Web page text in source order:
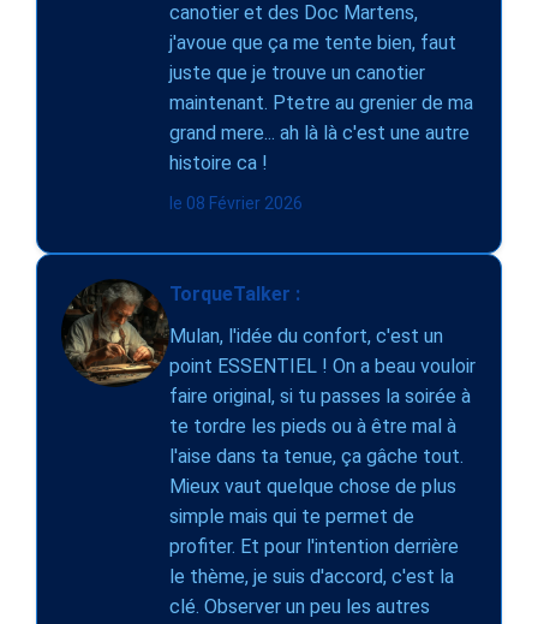
canotier et des Doc Martens,
j'avoue que ça me tente bien, faut
juste que je trouve un canotier
maintenant. Ptetre au grenier de ma
grand mere... ah là là c'est une autre
histoire ca !
le 08 Février 2026
TorqueTalker :
Mulan, l'idée du confort, c'est un
point ESSENTIEL ! On a beau vouloir
faire original, si tu passes la soirée à
te tordre les pieds ou à être mal à
l'aise dans ta tenue, ça gâche tout.
Mieux vaut quelque chose de plus
simple mais qui te permet de
profiter. Et pour l'intention derrière
le thème, je suis d'accord, c'est la
clé. Observer un peu les autres